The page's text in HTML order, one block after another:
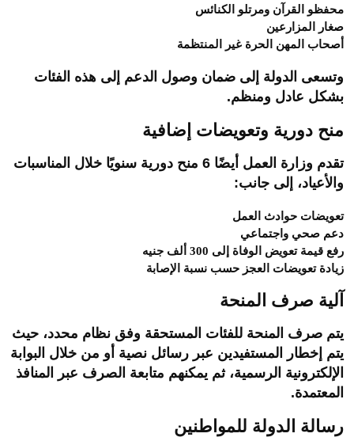
محفظو القرآن ومرتلو الكنائس
صغار المزارعين
أصحاب المهن الحرة غير المنتظمة
وتسعى الدولة إلى ضمان وصول الدعم إلى هذه الفئات
بشكل عادل ومنظم.
منح دورية وتعويضات إضافية
تقدم وزارة العمل أيضًا 6 منح دورية سنويًا خلال المناسبات
والأعياد، إلى جانب:
تعويضات حوادث العمل
دعم صحي واجتماعي
رفع قيمة تعويض الوفاة إلى 300 ألف جنيه
زيادة تعويضات العجز حسب نسبة الإصابة
آلية صرف المنحة
يتم صرف المنحة للفئات المستحقة وفق نظام محدد، حيث
يتم إخطار المستفيدين عبر رسائل نصية أو من خلال البوابة
الإلكترونية الرسمية، ثم يمكنهم متابعة الصرف عبر المنافذ
المعتمدة.
رسالة الدولة للمواطنين